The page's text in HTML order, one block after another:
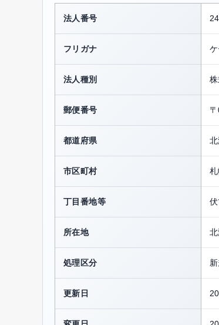
法人番号
フリガナ
法人種別
郵便番号
都道府県
市区町村
丁目番地等
所在地
処理区分
更新日